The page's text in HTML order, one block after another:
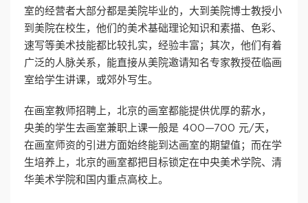
室的经营者大部分都是美院毕业的，大到美院博士教授小
到美院在校生，他们的美术基础理论知识和素描、色彩、
速写等美术技能都比较扎实，经验丰富；其次，他们有着
广泛的人脉关系，能直接从美院邀请知名专家教授莅临画
室给学生讲课，或郊外写生。
在画室教师招聘上，北京的画室都能提供优厚的薪水，
央美的学生去画室兼职上课一般是 400—700 元/天，
在画室师资的引进方面始终能到达画室的期望值；而在学
生培养上，北京的画室都把目标锁定在中央美术学院、清
华美术学院和国内重点高校上。